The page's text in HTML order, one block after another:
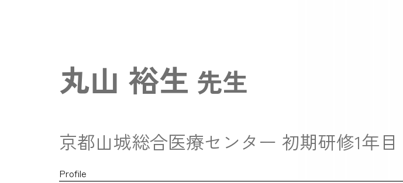
丸山 裕生 先生
京都山城総合医療センター 初期研修1年目
Profile